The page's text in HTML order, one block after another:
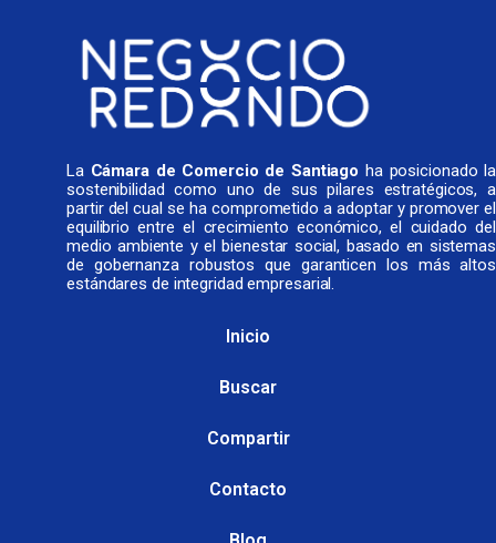
La Cámara de Comercio de Santiago ha posicionado la
sostenibilidad como uno de sus pilares estratégicos, a
partir del cual se ha comprometido a adoptar y promover el
equilibrio entre el crecimiento económico, el cuidado del
medio ambiente y el bienestar social, basado en sistemas
de gobernanza robustos que garanticen los más altos
estándares de integridad empresarial.
Inicio
Buscar
Compartir
Contacto